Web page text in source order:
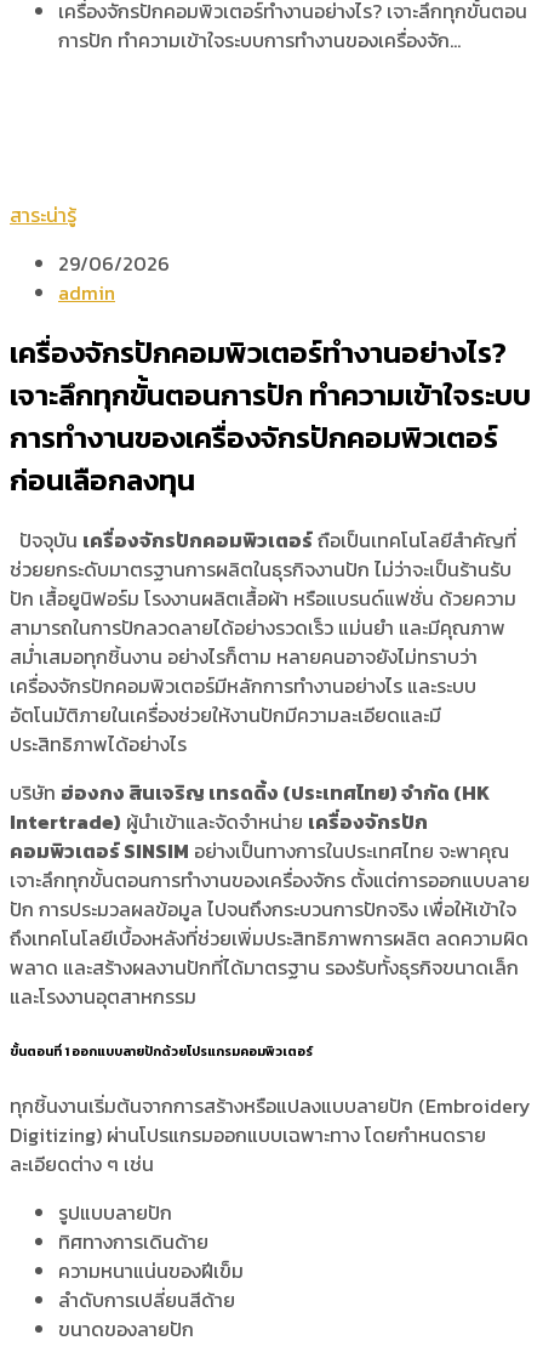
เครื่องจักรปักคอมพิวเตอร์ทำงานอย่างไร? เจาะลึกทุกขั้นตอน
การปัก ทำความเข้าใจระบบการทำงานของเครื่องจัก…
สาระน่ารู้
29/06/2026
admin
เครื่องจักรปักคอมพิวเตอร์ทำงานอย่างไร?
เจาะลึกทุกขั้นตอนการปัก ทำความเข้าใจระบบ
การทำงานของเครื่องจักรปักคอมพิวเตอร์
ก่อนเลือกลงทุน
ปัจจุบัน เครื่องจักรปักคอมพิวเตอร์ถือเป็นเทคโนโลยีสำคัญที่
ช่วยยกระดับมาตรฐานการผลิตในธุรกิจงานปัก ไม่ว่าจะเป็นร้านรับ
ปัก เสื้อยูนิฟอร์ม โรงงานผลิตเสื้อผ้า หรือแบรนด์แฟชั่น ด้วยความ
สามารถในการปักลวดลายได้อย่างรวดเร็ว แม่นยำ และมีคุณภาพ
สม่ำเสมอทุกชิ้นงาน อย่างไรก็ตาม หลายคนอาจยังไม่ทราบว่า
เครื่องจักรปักคอมพิวเตอร์มีหลักการทำงานอย่างไร และระบบ
อัตโนมัติภายในเครื่องช่วยให้งานปักมีความละเอียดและมี
ประสิทธิภาพได้อย่างไร
บริษัท ฮ่องกง สินเจริญ เทรดดิ้ง (ประเทศไทย) จำกัด (HK
Intertrade) ผู้นำเข้าและจัดจำหน่าย เครื่องจักรปัก
คอมพิวเตอร์ SINSIM อย่างเป็นทางการในประเทศไทย จะพาคุณ
เจาะลึกทุกขั้นตอนการทำงานของเครื่องจักร ตั้งแต่การออกแบบลาย
ปัก การประมวลผลข้อมูล ไปจนถึงกระบวนการปักจริง เพื่อให้เข้าใจ
ถึงเทคโนโลยีเบื้องหลังที่ช่วยเพิ่มประสิทธิภาพการผลิต ลดความผิด
พลาด และสร้างผลงานปักที่ได้มาตรฐาน รองรับทั้งธุรกิจขนาดเล็ก
และโรงงานอุตสาหกรรม
ขั้นตอนที่ 1 ออกแบบลายปักด้วยโปรแกรมคอมพิวเตอร์
ทุกชิ้นงานเริ่มต้นจากการสร้างหรือแปลงแบบลายปัก (Embroidery
Digitizing) ผ่านโปรแกรมออกแบบเฉพาะทาง โดยกำหนดราย
ละเอียดต่าง ๆ เช่น
รูปแบบลายปัก
ทิศทางการเดินด้าย
ความหนาแน่นของฝีเข็ม
ลำดับการเปลี่ยนสีด้าย
ขนาดของลายปัก